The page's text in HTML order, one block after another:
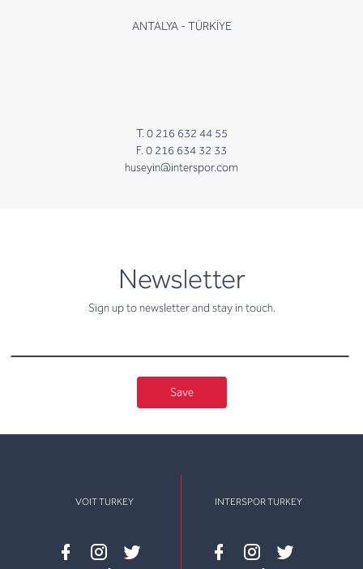
ANTALYA - TÜRKİYE
T. 0 216 632 44 55
F. 0 216 634 32 33
huseyin@interspor.com
Newsletter
Sign up to newsletter and stay in touch.
newsletter
Save
VOIT TURKEY INTERSPOR TURKEY